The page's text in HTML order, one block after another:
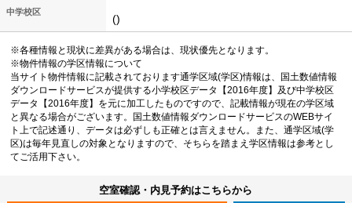
中学校区
()
※各種情報と現状に差異がある場合は、現状優先となります。
※物件情報の学区情報について
当サイト物件情報に記載されております通学区域(学区)情報は、国土数値情報
ダウンロードサービスが提供する小学校区データ【2016年度】及び中学校区
データ【2016年度】を元に加工したものですので、記載情報が現在の学区域
と異なる場合がございます。国土数値情報ダウンロードサービスのWEBサイ
ト上で記述通り、データは必ずしも正確とは言えません。また、通学区域(学
区)は毎年見直しの対象となりますので、そちらを踏まえ学区情報は参考とし
てご活用下さい。
空室確認・内見予約はこちらから